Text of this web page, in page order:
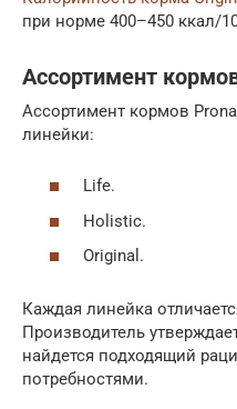
при норме 400–450 ккал/
Ассортимент
Ассортимент кормов
линейки:
Life.
Holistic.
Original.
Каждая линейка
Производитель
найдется подходящий
потребностями.